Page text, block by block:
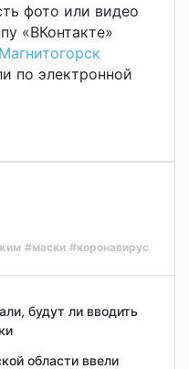
фото или видео
«ВКонтакте»
по электронной
#маски #коронавирус
будут ли вводить
области ввели